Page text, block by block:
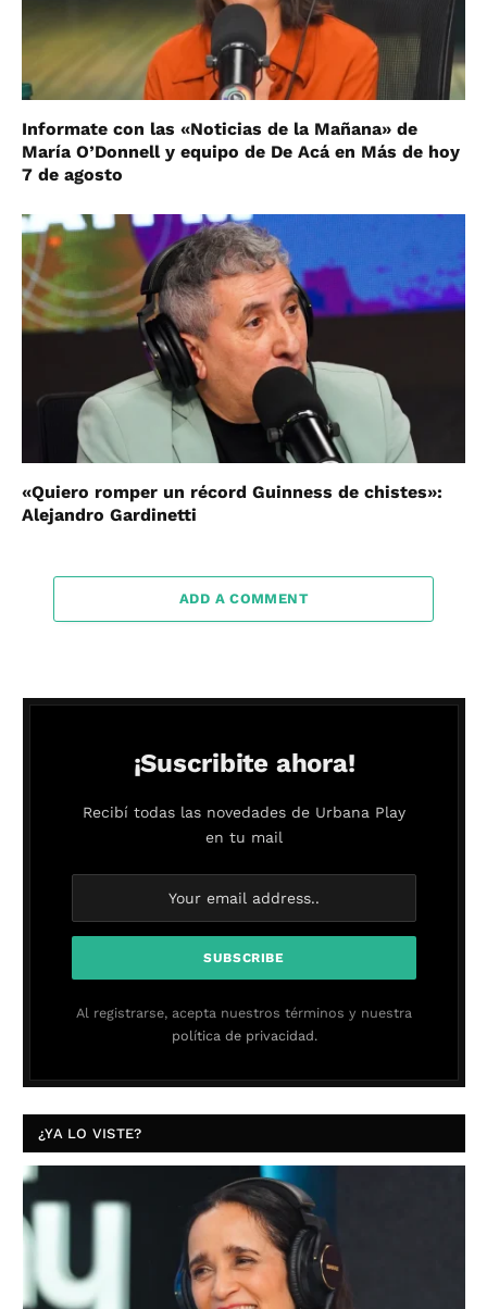
Informate con las «Noticias de la Mañana» de
María O’Donnell y equipo de De Acá en Más de hoy
7 de agosto
«Quiero romper un récord Guinness de chistes»:
Alejandro Gardinetti
ADD A COMMENT
¡Suscribite ahora!
Recibí todas las novedades de Urbana Play
en tu mail
Al registrarse, acepta nuestros términos y nuestra
política de privacidad.
¿YA LO VISTE?